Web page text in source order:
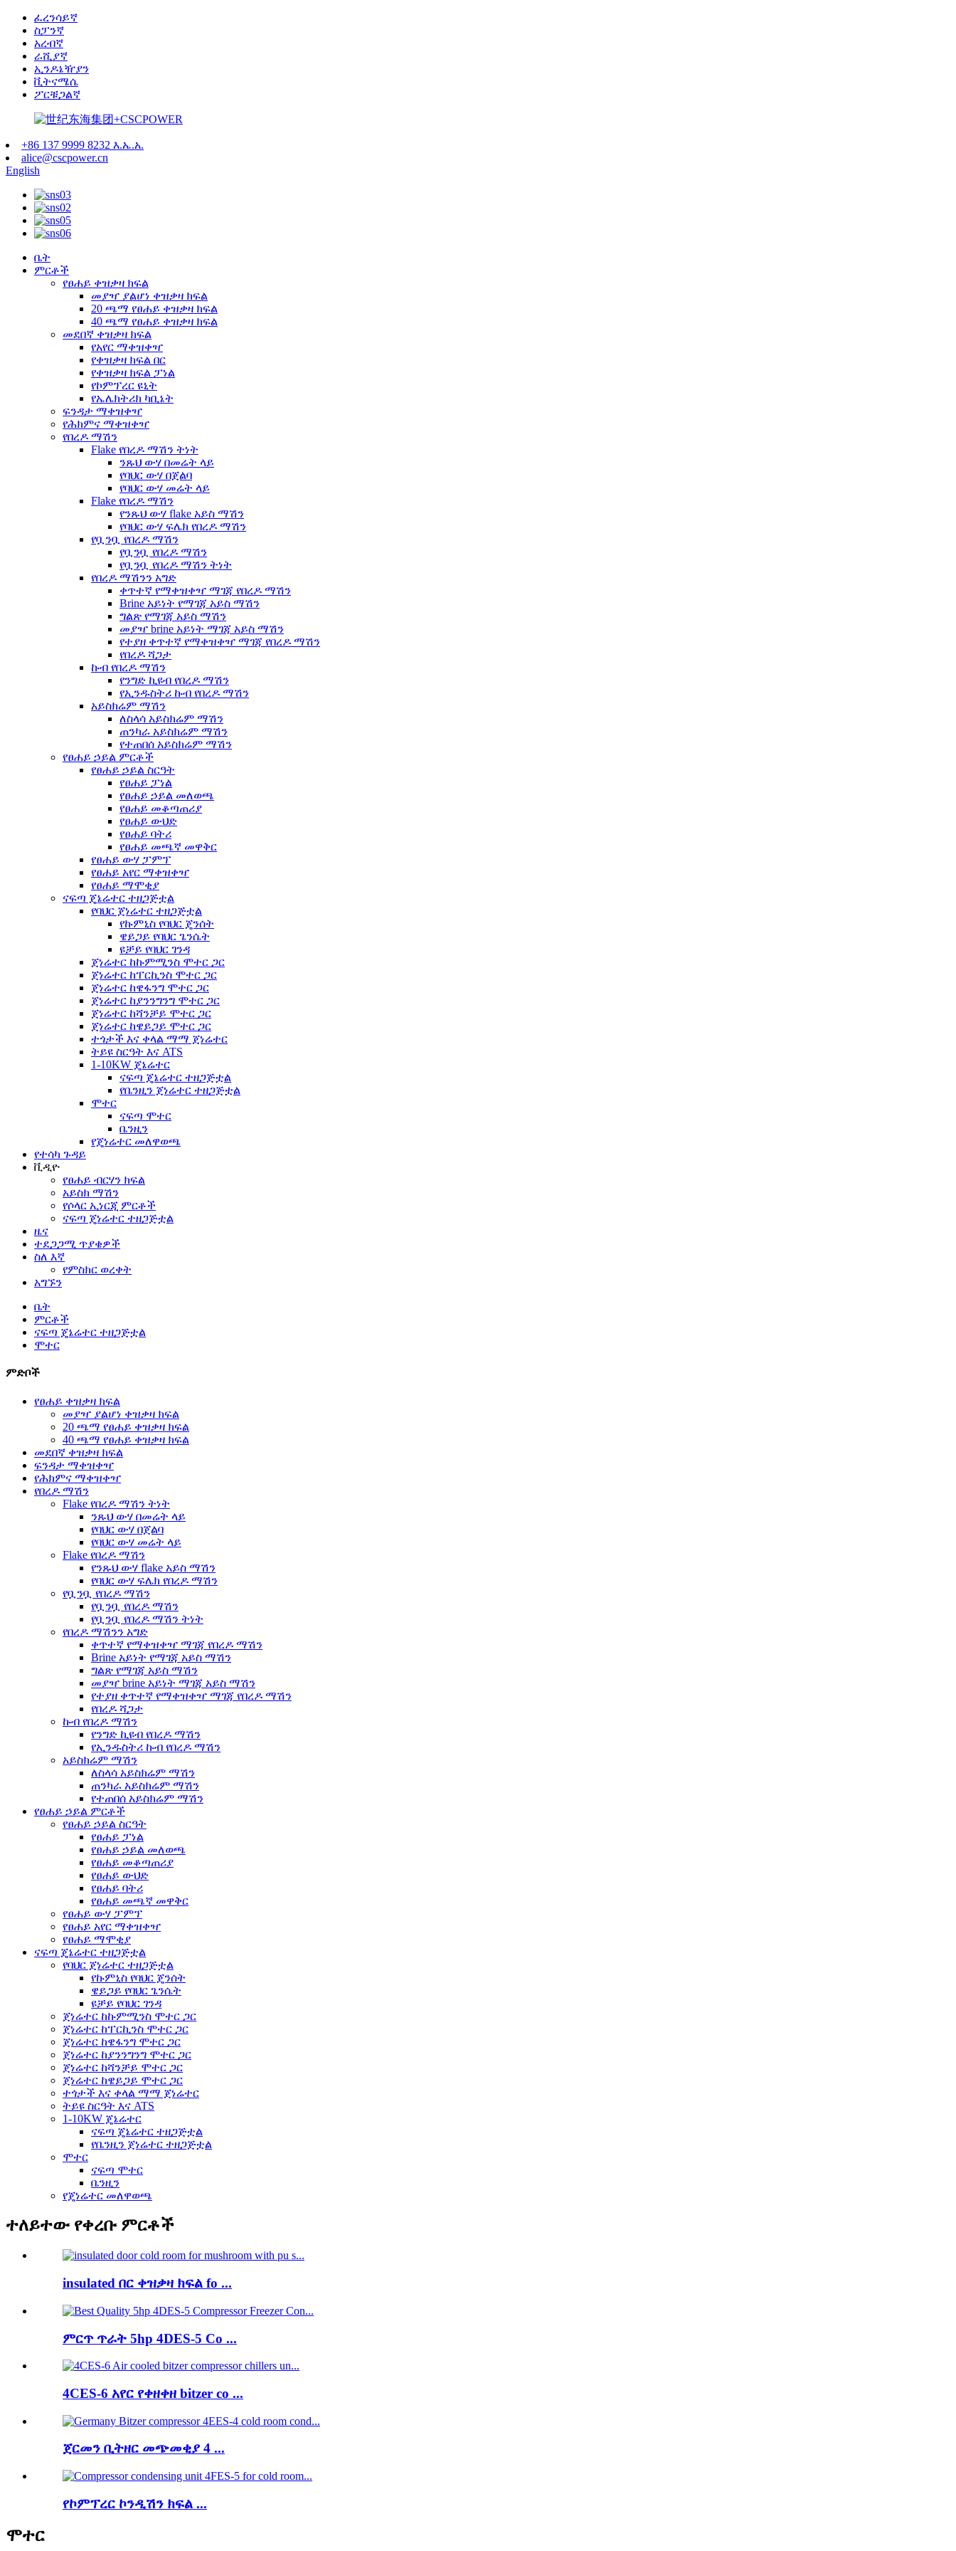
ፈረንሳይኛ
ስፓንኛ
አረብኛ
ራሺያኛ
ኢንዶኔዥያን
ቪትናሜሴ
ፖርቹጋልኛ
+86 137 9999 8232 እ.ኤ.አ.
alice@cscpower.cn
English
ቤት
ምርቶች
የፀሐይ ቀዝቃዛ ክፍል
መያዣ ያልሆነ ቀዝቃዛ ክፍል
20 ጫማ የፀሐይ ቀዝቃዛ ክፍል
40 ጫማ የፀሐይ ቀዝቃዛ ክፍል
መደበኛ ቀዝቃዛ ክፍል
የአየር ማቀዝቀዣ
የቀዝቃዛ ክፍል በር
የቀዝቃዛ ክፍል ፓነል
የኮምፕረር ዩኒት
የኤሌክትሪክ ካቢኔት
ፍንዳታ ማቀዝቀዣ
የሕክምና ማቀዝቀዣ
የበረዶ ማሽን
Flake የበረዶ ማሽን ትነት
ንጹህ ውሃ በመሬት ላይ
የባህር ውሃ በጀልባ
የባህር ውሃ መሬት ላይ
Flake የበረዶ ማሽን
የንጹህ ውሃ flake አይስ ማሽን
የባህር ውሃ ፍሌክ የበረዶ ማሽን
የቧንቧ የበረዶ ማሽን
የቧንቧ የበረዶ ማሽን
የቧንቧ የበረዶ ማሽን ትነት
የበረዶ ማሽንን አግድ
ቀጥተኛ የማቀዝቀዣ ማገጃ የበረዶ ማሽን
Brine አይነት የማገጃ አይስ ማሽን
ግልጽ የማገጃ አይስ ማሽን
መያዣ brine አይነት ማገጃ አይስ ማሽን
የተያዘ ቀጥተኛ የማቀዝቀዣ ማገጃ የበረዶ ማሽን
የበረዶ ሻጋታ
ኩብ የበረዶ ማሽን
የንግድ ኪዩብ የበረዶ ማሽን
የኢንዱስትሪ ኩብ የበረዶ ማሽን
አይስክሬም ማሽን
ለስላሳ አይስክሬም ማሽን
ጠንካራ አይስክሬም ማሽን
የተጠበሰ አይስክሬም ማሽን
የፀሐይ ኃይል ምርቶች
የፀሐይ ኃይል ስርዓት
የፀሐይ ፓነል
የፀሐይ ኃይል መለወጫ
የፀሐይ መቆጣጠሪያ
የፀሐይ ውህድ
የፀሐይ ባትሪ
የፀሐይ መጫኛ መዋቅር
የፀሐይ ውሃ ፓምፕ
የፀሐይ አየር ማቀዝቀዣ
የፀሐይ ማሞቂያ
ናፍጣ ጄኔሬተር ተዘጋጅቷል
የባህር ጀነሬተር ተዘጋጅቷል
የኩምኒስ የባህር ጄንሰት
ዌይጋይ የባህር ጌንሴት
ዩቻይ የባህር ገንዳ
ጀነሬተር ከኩምሚንስ ሞተር ጋር
ጀነሬተር ከፐርኪንስ ሞተር ጋር
ጀነሬተር ከዌፋንግ ሞተር ጋር
ጀነሬተር ከያንንግንግ ሞተር ጋር
ጀነሬተር ከሻንቻይ ሞተር ጋር
ጀነሬተር ከዌይጋይ ሞተር ጋር
ተጎታች እና ቀላል ማማ ጀነሬተር
ትይዩ ስርዓት እና ATS
1-10KW ጄኔሬተር
ናፍጣ ጄኔሬተር ተዘጋጅቷል
የቤንዚን ጀነሬተር ተዘጋጅቷል
ሞተር
ናፍጣ ሞተር
ቤንዚን
የጄነሬተር መለዋወጫ
የተሳካ ጉዳይ
ቪዲዮ
የፀሐይ ብርሃን ክፍል
አይስክ ማሽን
የሶላር ኢነርጂ ምርቶች
ናፍጣ ጄነሬተር ተዘጋጅቷል
ዜና
ተደጋጋሚ ጥያቄዎች
ስለ እኛ
የምስክር ወረቀት
አግኙን
ቤት
ምርቶች
ናፍጣ ጄኔሬተር ተዘጋጅቷል
ሞተር
ምድቦች
የፀሐይ ቀዝቃዛ ክፍል
መያዣ ያልሆነ ቀዝቃዛ ክፍል
20 ጫማ የፀሐይ ቀዝቃዛ ክፍል
40 ጫማ የፀሐይ ቀዝቃዛ ክፍል
መደበኛ ቀዝቃዛ ክፍል
ፍንዳታ ማቀዝቀዣ
የሕክምና ማቀዝቀዣ
የበረዶ ማሽን
Flake የበረዶ ማሽን ትነት
ንጹህ ውሃ በመሬት ላይ
የባህር ውሃ በጀልባ
የባህር ውሃ መሬት ላይ
Flake የበረዶ ማሽን
የንጹህ ውሃ flake አይስ ማሽን
የባህር ውሃ ፍሌክ የበረዶ ማሽን
የቧንቧ የበረዶ ማሽን
የቧንቧ የበረዶ ማሽን
የቧንቧ የበረዶ ማሽን ትነት
የበረዶ ማሽንን አግድ
ቀጥተኛ የማቀዝቀዣ ማገጃ የበረዶ ማሽን
Brine አይነት የማገጃ አይስ ማሽን
ግልጽ የማገጃ አይስ ማሽን
መያዣ brine አይነት ማገጃ አይስ ማሽን
የተያዘ ቀጥተኛ የማቀዝቀዣ ማገጃ የበረዶ ማሽን
የበረዶ ሻጋታ
ኩብ የበረዶ ማሽን
የንግድ ኪዩብ የበረዶ ማሽን
የኢንዱስትሪ ኩብ የበረዶ ማሽን
አይስክሬም ማሽን
ለስላሳ አይስክሬም ማሽን
ጠንካራ አይስክሬም ማሽን
የተጠበሰ አይስክሬም ማሽን
የፀሐይ ኃይል ምርቶች
የፀሐይ ኃይል ስርዓት
የፀሐይ ፓነል
የፀሐይ ኃይል መለወጫ
የፀሐይ መቆጣጠሪያ
የፀሐይ ውህድ
የፀሐይ ባትሪ
የፀሐይ መጫኛ መዋቅር
የፀሐይ ውሃ ፓምፕ
የፀሐይ አየር ማቀዝቀዣ
የፀሐይ ማሞቂያ
ናፍጣ ጄኔሬተር ተዘጋጅቷል
የባህር ጀነሬተር ተዘጋጅቷል
የኩምኒስ የባህር ጄንሰት
ዌይጋይ የባህር ጌንሴት
ዩቻይ የባህር ገንዳ
ጀነሬተር ከኩምሚንስ ሞተር ጋር
ጀነሬተር ከፐርኪንስ ሞተር ጋር
ጀነሬተር ከዌፋንግ ሞተር ጋር
ጀነሬተር ከያንንግንግ ሞተር ጋር
ጀነሬተር ከሻንቻይ ሞተር ጋር
ጀነሬተር ከዌይጋይ ሞተር ጋር
ተጎታች እና ቀላል ማማ ጀነሬተር
ትይዩ ስርዓት እና ATS
1-10KW ጄኔሬተር
ናፍጣ ጄኔሬተር ተዘጋጅቷል
የቤንዚን ጀነሬተር ተዘጋጅቷል
ሞተር
ናፍጣ ሞተር
ቤንዚን
የጄነሬተር መለዋወጫ
ተለይተው የቀረቡ ምርቶች
insulated በር ቀዝቃዛ ክፍል fo ...
ምርጥ ጥራት 5hp 4DES-5 Co ...
4CES-6 አየር የቀዘቀዘ bitzer co ...
ጀርመን ቢትዘር መጭመቂያ 4 ...
የኮምፕረር ኮንዲሽን ክፍል ...
ሞተር